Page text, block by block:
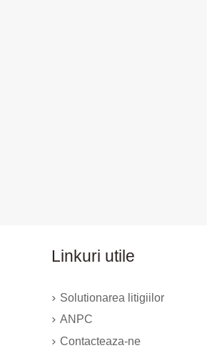
Linkuri utile
Solutionarea litigiilor
ANPC
Contacteaza-ne